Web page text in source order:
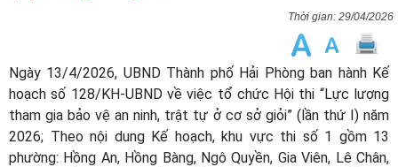
29/04/2026
Ngày 13/4/2026, UBND Thành phố Hải Phòng ban hành Kế
hoạch số 128/KH-UBND về việc tổ chức Hội thi “Lực lượng
tham gia bảo vệ an ninh, trật tự ở cơ sở giỏi” (lần thứ I) năm
2026; Theo nội dung Kế hoạch, khu vực thi số 1 gồm 13
phường: Hồng An, Hồng Bàng, Ngô Quyền, Gia Viên, Lê Chân,